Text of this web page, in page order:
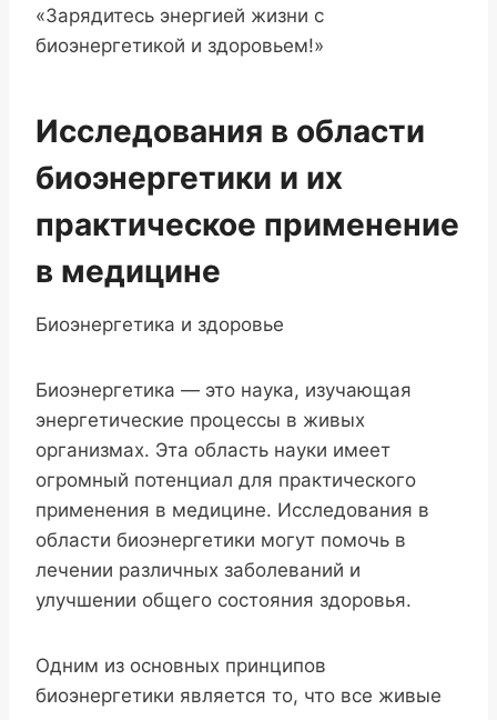
«Зарядитесь энергией жизни с
биоэнергетикой и здоровьем!»
Исследования в области
биоэнергетики и их
практическое применение
в медицине
Биоэнергетика и здоровье
Биоэнергетика — это наука, изучающая
энергетические процессы в живых
организмах. Эта область науки имеет
огромный потенциал для практического
применения в медицине. Исследования в
области биоэнергетики могут помочь в
лечении различных заболеваний и
улучшении общего состояния здоровья.
Одним из основных принципов
биоэнергетики является то, что все живые